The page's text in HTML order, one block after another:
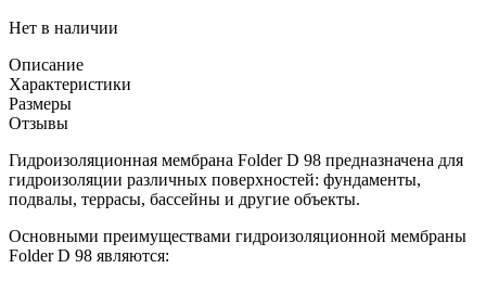
Нет в наличии
Описание
Характеристики
Размеры
Отзывы
Гидроизоляционная мембрана Folder D 98 предназначена для
гидроизоляции различных поверхностей: фундаменты,
подвалы, террасы, бассейны и другие объекты.
Основными преимуществами гидроизоляционной мембраны
Folder D 98 являются: